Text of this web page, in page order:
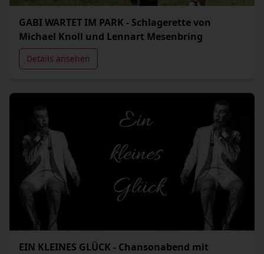
GABI WARTET IM PARK - Schlagerette von
Michael Knoll und Lennart Mesenbring
Details ansehen
EIN KLEINES GLÜCK - Chansonabend mit